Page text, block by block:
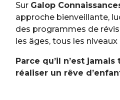
Sur Galop
approche bienveillante,
des programmes de
les âges, tous les
Parce qu’il n’est
réaliser un rêve